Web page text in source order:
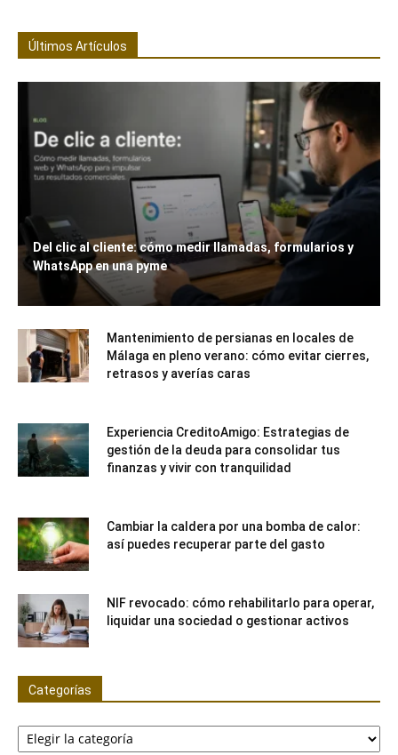
Últimos Artículos
Del clic al cliente: cómo medir llamadas, formularios y
WhatsApp en una pyme
Mantenimiento de persianas en locales de
Málaga en pleno verano: cómo evitar cierres,
retrasos y averías caras
Experiencia CreditoAmigo: Estrategias de
gestión de la deuda para consolidar tus
finanzas y vivir con tranquilidad
Cambiar la caldera por una bomba de calor:
así puedes recuperar parte del gasto
NIF revocado: cómo rehabilitarlo para operar,
liquidar una sociedad o gestionar activos
Categorías
Categorías